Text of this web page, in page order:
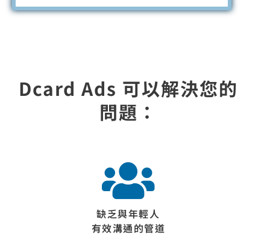
Dcard Ads 可以解決您的
問題：
缺乏與年輕人
有效溝通的管道